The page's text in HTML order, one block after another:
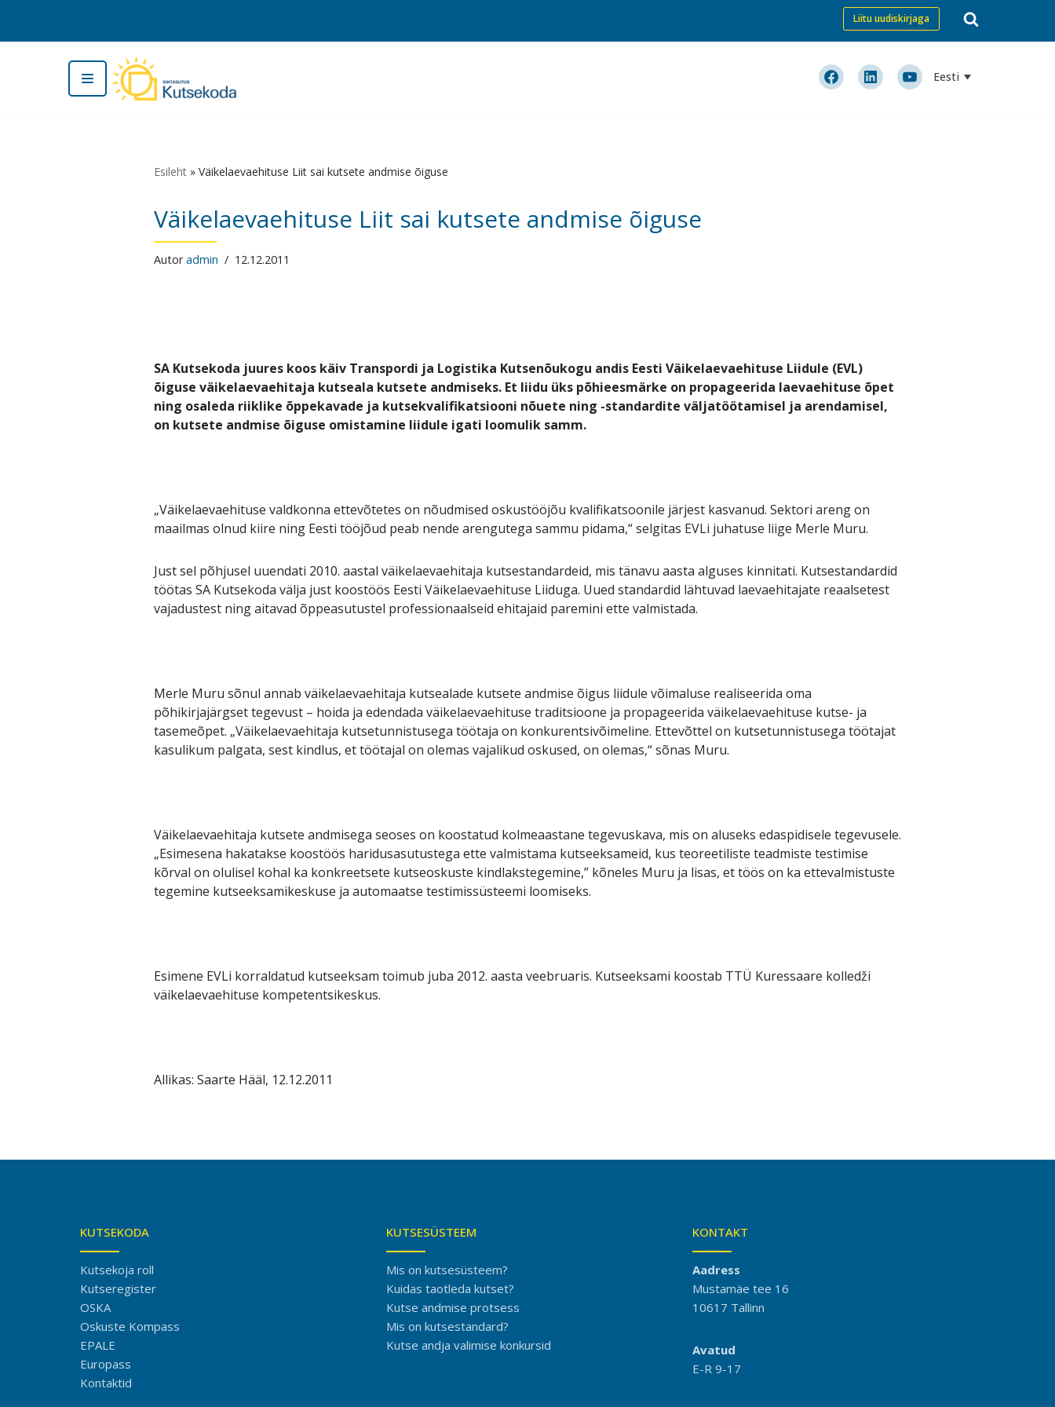
Skip
Liitu uudiskirjaga
Eesti
Esileht» Väikelaevaehituse Liit sai kutsete andmise õiguse
Väikelaevaehituse Liit sai kutsete andmise õiguse
Autoradmin 12.12.2011
SA Kutsekoda juures koos käiv Transpordi ja Logistika Kutsenõukogu andis Eesti Väikelaevaehituse Liidule (EVL)
õiguse väikelaevaehitaja kutseala kutsete andmiseks. Et liidu üks põhieesmärke on propageerida laevaehituse õpet
ning osaleda riiklike õppekavade ja kutsekvalifikatsiooni nõuete ning -standardite väljatöötamisel ja arendamisel,
on kutsete andmise õiguse omistamine liidule igati loomulik samm.
„Väikelaevaehituse valdkonna ettevõtetes on nõudmised oskustööjõu kvalifikatsoonile järjest kasvanud. Sektori areng on
maailmas olnud kiire ning Eesti tööjõud peab nende arengutega sammu pidama,“ selgitas EVLi juhatuse liige Merle Muru.
Just sel põhjusel uuendati 2010. aastal väikelaevaehitaja kutsestandardeid, mis tänavu aasta alguses kinnitati. Kutsestandardid
töötas SA Kutsekoda välja just koostöös Eesti Väikelaevaehituse Liiduga. Uued standardid lähtuvad laevaehitajate reaalsetest
vajadustest ning aitavad õppeasutustel professionaalseid ehitajaid paremini ette valmistada.
Merle Muru sõnul annab väikelaevaehitaja kutsealade kutsete andmise õigus liidule võimaluse realiseerida oma
põhikirjajärgset tegevust – hoida ja edendada väikelaevaehituse traditsioone ja propageerida väikelaevaehituse kutse- ja
tasemeõpet. „Väikelaevaehitaja kutsetunnistusega töötaja on konkurentsivõimeline. Ettevõttel on kutsetunnistusega töötajat
kasulikum palgata, sest kindlus, et töötajal on olemas vajalikud oskused, on olemas,“ sõnas Muru.
Väikelaevaehitaja kutsete andmisega seoses on koostatud kolmeaastane tegevuskava, mis on aluseks edaspidisele tegevusele.
„Esimesena hakatakse koostöös haridusasutustega ette valmistama kutseeksameid, kus teoreetiliste teadmiste testimise
kõrval on olulisel kohal ka konkreetsete kutseoskuste kindlakstegemine,” kõneles Muru ja lisas, et töös on ka ettevalmistuste
tegemine kutseeksamikeskuse ja automaatse testimissüsteemi loomiseks.
Esimene EVLi korraldatud kutseeksam toimub juba 2012. aasta veebruaris. Kutseeksami koostab TTÜ Kuressaare kolledži
väikelaevaehituse kompetentsikeskus.
Allikas: Saarte Hääl, 12.12.2011
KUTSEKODA
Kutsekoja roll
Kutseregister
OSKA
Oskuste Kompass
EPALE
Europass
Kontaktid
KUTSESÜSTEEM
Mis on kutsesüsteem?
Kuidas taotleda kutset?
Kutse andmise protsess
Mis on kutsestandard?
Kutse andja valimise konkursid
KONTAKT
Aadress
Mustamäe tee 16
10617 Tallinn
Avatud
E-R 9-17